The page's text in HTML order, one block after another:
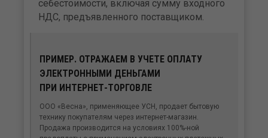
себестоимости, включая сумму входного
НДС, предъявленного поставщиком.
ПРИМЕР. ОТРАЖАЕМ В УЧЕТЕ ОПЛАТУ
ЭЛЕКТРОННЫМИ ДЕНЬГАМИ
ПРИ ИНТЕРНЕТ-ТОРГОВЛЕ
ООО «Весна», применяющее УСН, продает бытовую
технику покупателям через интернет-магазин.
Продажа производится на условиях 100%-ной